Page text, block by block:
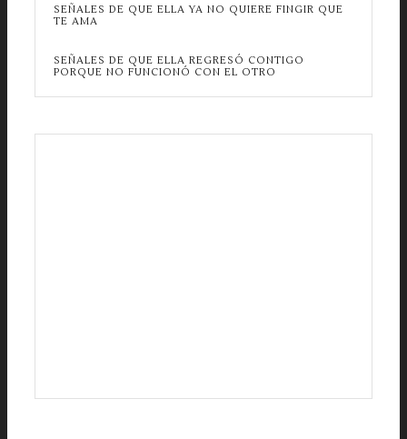
SEÑALES DE QUE ELLA YA NO QUIERE FINGIR QUE
TE AMA
SEÑALES DE QUE ELLA REGRESÓ CONTIGO
PORQUE NO FUNCIONÓ CON EL OTRO